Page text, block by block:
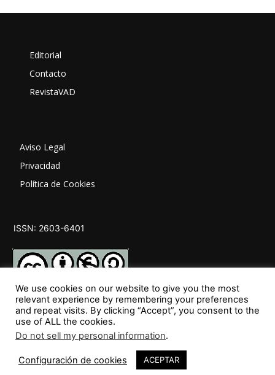
Editorial
Contacto
RevistaVAD
Aviso Legal
Privacidad
Política de Cookies
ISSN: 2603-6401
SÍGUENOS
We use cookies on our website to give you the most
relevant experience by remembering your preferences
and repeat visits. By clicking “Accept”, you consent to the
use of ALL the cookies.
Do not sell my personal information.
Configuración de cookies ACEPTAR